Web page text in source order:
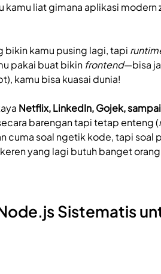
kamu liat gimana aplikasi modern
bikin kamu pusing lagi, tapi
pakai buat bikin frontend—bisa
kamu bisa kuasai dunia!
Netflix, LinkedIn, Gojek, sampai
barengan tapi tetap enteng (
cuma soal ngetik kode, tapi soal
yang lagi butuh banget
Sistematis